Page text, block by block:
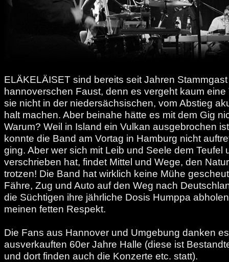
ELÄKELÄISET sind bereits seit Jahren
hannoverschen Faust, denn es vergeht kaum eine
sie nicht in der niedersächsischen, vom Abstieg
halt machen. Aber beinahe hätte es mit dem Gig
Warum? Weil in Island ein Vulkan ausgebrochen
konnte die Band am Vortag in Hamburg nicht
ging. Aber wer sich mit Leib und Seele dem Teufel
verschrieben hat, findet Mittel und Wege, den
trotzen! Die Band hat wirklich keine Mühe
Fähre, Zug und Auto auf den Weg nach
die Süchtigen ihre jährliche Dosis Humppa
meinen fetten Respekt.
Die Fans aus Hannover und Umgebung danken
ausverkauften 60er Jahre Halle (diese ist
und dort finden auch die Konzerte etc. statt).